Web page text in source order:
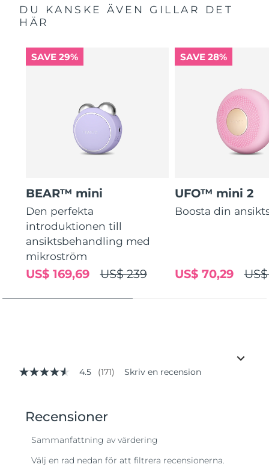
DU KANSKE ÄVEN GILLAR DET
HÄR
SAVE 29%
BEAR™ mini
Den perfekta
introduktionen till
ansiktsbehandling med
mikroström
US$ 239
US$ 169,69
SAVE 28%
UFO™ mini 2
Boosta din
US$ 70,29
4.5
genomsnittligt
betyg.
171
Länk
4.5 (171) Skriv en recension